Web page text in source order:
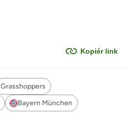
Kopiér link
Grasshoppers
Bayern München